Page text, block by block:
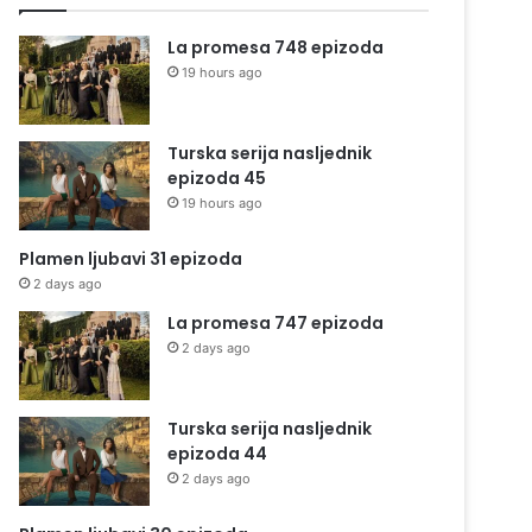
La promesa 748 epizoda
19 hours ago
Turska serija nasljednik
epizoda 45
19 hours ago
Plamen ljubavi 31 epizoda
2 days ago
La promesa 747 epizoda
2 days ago
Turska serija nasljednik
epizoda 44
2 days ago